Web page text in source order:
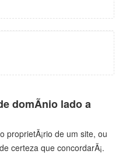
domÃ­nio lado a
proprietÃ¡rio de um site, ou
certeza que concordarÃ¡.